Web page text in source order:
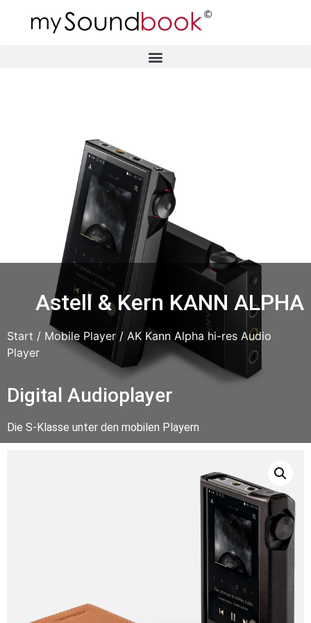
Astell & Kern KANN ALPHA
Start / Mobile Player/ AK Kann Alpha hi-res Audio
Player
Digital Audioplayer
Die S-Klasse unter den mobilen Playern